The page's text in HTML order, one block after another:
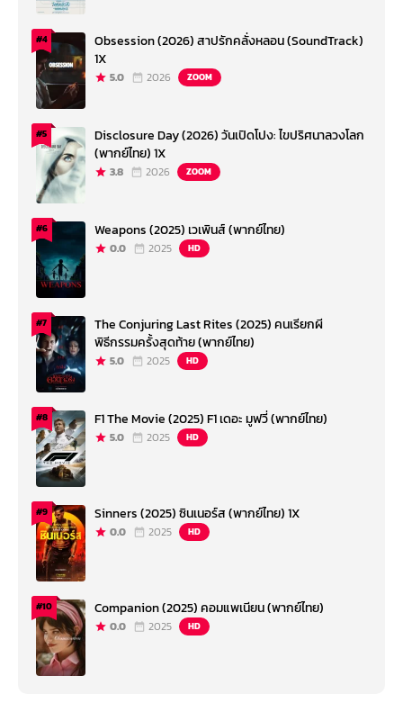
#4
Obsession (2026) สาปรักคลั่งหลอน (SoundTrack)
1X
5.0 2026 ZOOM
#5
Disclosure Day (2026) วันเปิดโปง: ไขปริศนาลวงโลก
(พากย์ไทย) 1X
3.8 2026 ZOOM
#6 Weapons (2025) เวเพินส์ (พากย์ไทย)
0.0 2025 HD
#7
The Conjuring Last Rites (2025) คนเรียกผี
พิธีกรรมครั้งสุดท้าย (พากย์ไทย)
5.0 2025 HD
#8 F1 The Movie (2025) F1 เดอะ มูฟวี่ (พากย์ไทย)
5.0 2025 HD
#9 Sinners (2025) ซินเนอร์ส (พากย์ไทย) 1X
0.0 2025 HD
#10 Companion (2025) คอมแพเนียน (พากย์ไทย)
0.0 2025 HD